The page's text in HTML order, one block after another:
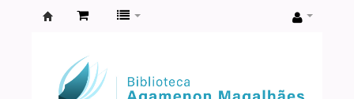
Agamenon
Magalhães